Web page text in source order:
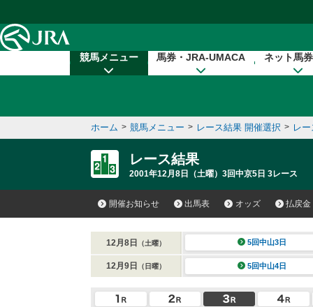
競馬メニュー 馬券・JRA-UMACA ネット馬
ホーム > 競馬メニュー > レース結果 開催選択 > レ
レース結果
2001年12月8日（土曜）3回中京5日 3レース
開催お知らせ 出馬表 オッズ 払戻金
12月8日 （土曜） 5回中山3日
12月9日 （日曜） 5回中山4日